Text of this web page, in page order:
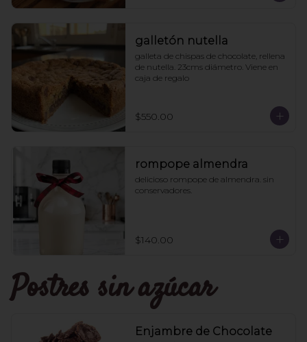
galletón nutella
galleta de chispas de chocolate, rellena
de nutella. 23cms diámetro. Viene en
caja de regalo
$550.00
rompope almendra
delicioso rompope de almendra. sin
conservadores.
$140.00
Postres sin azúcar
Enjambre de Chocolate